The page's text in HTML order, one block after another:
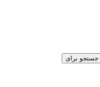
جستجو برای